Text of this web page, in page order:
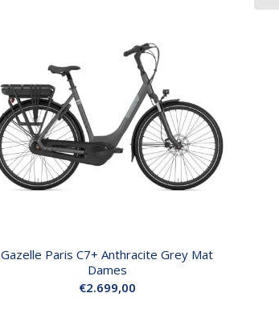
Gazelle Paris C7+ Anthracite Grey Mat
Dames
€2.699,00